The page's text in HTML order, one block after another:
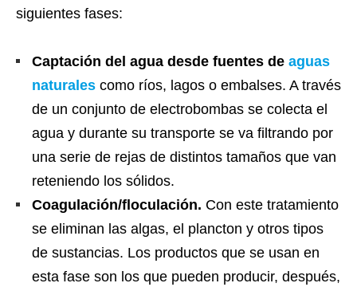
siguientes fases:
Captación del agua desde fuentes de aguas
naturales como ríos, lagos o embalses. A través
de un conjunto de electrobombas se colecta el
agua y durante su transporte se va filtrando por
una serie de rejas de distintos tamaños que van
reteniendo los sólidos.
Coagulación/floculación. Con este tratamiento
se eliminan las algas, el plancton y otros tipos
de sustancias. Los productos que se usan en
esta fase son los que pueden producir, después,